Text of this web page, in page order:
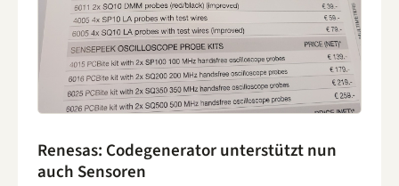
Renesas: Codegenerator unterstützt nun
auch Sensoren